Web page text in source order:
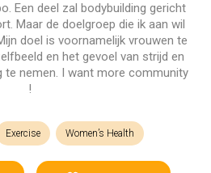
Een deel zal bodybuilding gericht
Maar de doelgroep die ik aan wil
doel is voornamelijk vrouwen te
en het gevoel van strijd en
te nemen. I want more community
!
Exercise Women’s Health